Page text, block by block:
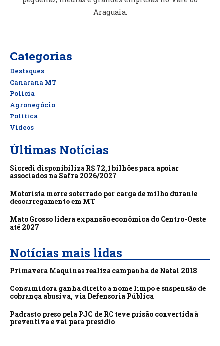
Araguaia.
Categorias
Destaques
Canarana MT
Polícia
Agronegócio
Política
Vídeos
Últimas Notícias
Sicredi disponibiliza R$ 72,1 bilhões para apoiar
associados na Safra 2026/2027
Motorista morre soterrado por carga de milho durante
descarregamento em MT
Mato Grosso lidera expansão econômica do Centro-Oeste
até 2027
Notícias mais lidas
Primavera Maquinas realiza campanha de Natal 2018
Consumidora ganha direito a nome limpo e suspensão de
cobrança abusiva, via Defensoria Pública
Padrasto preso pela PJC de RC teve prisão convertida à
preventiva e vai para presídio